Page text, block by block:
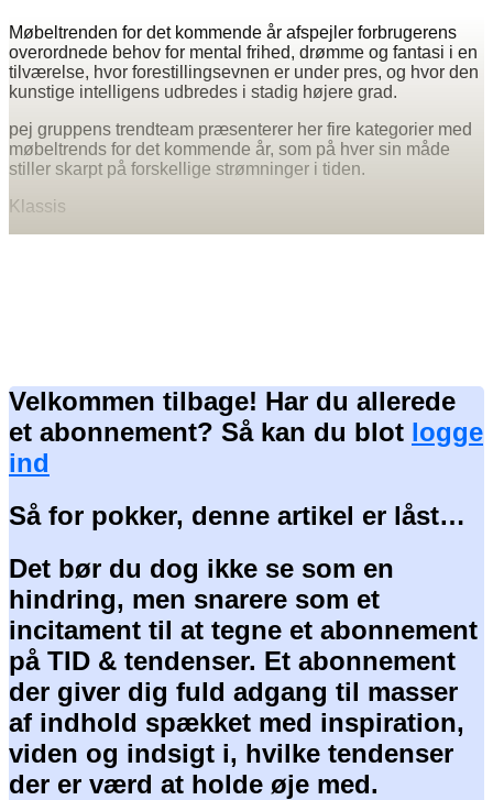
Møbeltrenden for det kommende år afspejler forbrugerens
overordnede behov for mental frihed, drømme og fantasi i en
tilværelse, hvor forestillingsevnen er under pres, og hvor den
kunstige intelligens udbredes i stadig højere grad.
pej gruppens trendteam præsenterer her fire kategorier med
møbeltrends for det kommende år, som på hver sin måde
stiller skarpt på forskellige strømninger i tiden.
Klassis
Velkommen tilbage! Har du allerede
et abonnement? Så kan du blot logge
ind
Så for pokker, denne artikel er låst…
Det bør du dog ikke se som en
hindring, men snarere som et
incitament til at tegne et abonnement
på TID & tendenser. Et abonnement
der giver dig fuld adgang til masser
af indhold spækket med inspiration,
viden og indsigt i, hvilke tendenser
der er værd at holde øje med.